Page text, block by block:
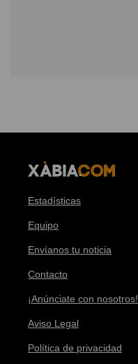
Estadísticas
Equipo
Envíanos tu noticia
Contacto
¡Anúnciate con nosotros!
Aviso Legal
Política de privacidad